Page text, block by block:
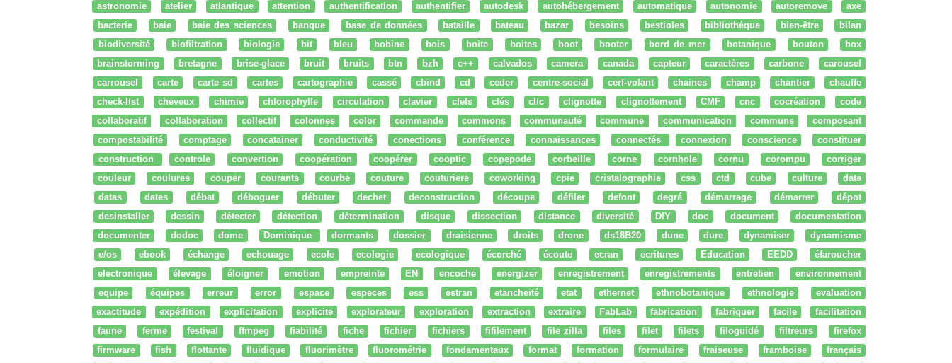
astronomie
atelier atlantique attention authentification authentifier autodesk autohébergement automatique autonomie autoremove
axe
bacterie
baie baie des sciences banque base de données bataille bateau bazar besoins bestioles bibliothèque bien-être
bilan
biodiversité
biofiltration biologie bit bleu bobine bois boite boites boot booter bord de mer botanique bouton
box
brainstorming
bretagne brise-glace bruit bruits btn bzh c++ calvados camera canada capteur caractères carbone
carousel
carrousel
carte carte sd cartes cartographie cassé cbind cd ceder centre-social cerf-volant chaines champ chantier
chauffe
check-list
cheveux chimie chlorophylle circulation clavier clefs clés clic clignotte clignottement CMF cnc cocréation
code
collaboratif
collaboration collectif colonnes color commande commons communauté commune communication communs
composant
compostabilité
comptage concatainer conductivité conections conférence connaissances connectés connexion conscience
constituer
construction
controle convertion coopération coopérer cooptic copepode corbeille corne cornhole cornu corompu
corriger
couleur
coulures couper courants courbe couture couturiere coworking cpie cristalographie css ctd cube culture
data
datas
dates débat déboguer débuter dechet deconstruction découpe défiler defont degré démarrage démarrer
dépot
desinstaller
dessin détecter détection détermination disque dissection distance diversité DIY doc document
documentation
documenter
dodoc dome Dominique dormants dossier draisienne droits drone ds18B20 dune dure dynamiser
dynamisme
e/os
ebook échange echouage ecole ecologie ecologique écorché écoute ecran ecritures Education EEDD
éfaroucher
electronique
élevage éloigner emotion empreinte EN encoche energizer enregistrement enregistrements entretien
environnement
equipe
équipes erreur error espace especes ess estran etancheité etat ethernet ethnobotanique ethnologie
evaluation
exactitude
expédition explicitation explicite explorateur exploration extraction extraire FabLab fabrication fabriquer facile
facilitation
faune
ferme festival ffmpeg fiabilité fiche fichier fichiers fifilement file zilla files filet filets filoguidé filtreurs
firefox
firmware
fish flottante fluidique fluorimètre fluorométrie fondamentaux format formation formulaire fraiseuse framboise
français